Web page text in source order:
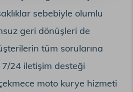
sebebiyle olumlu
geri dönüşleri de
tüm sorularına
24 iletişim desteği
moto kurye hizmeti